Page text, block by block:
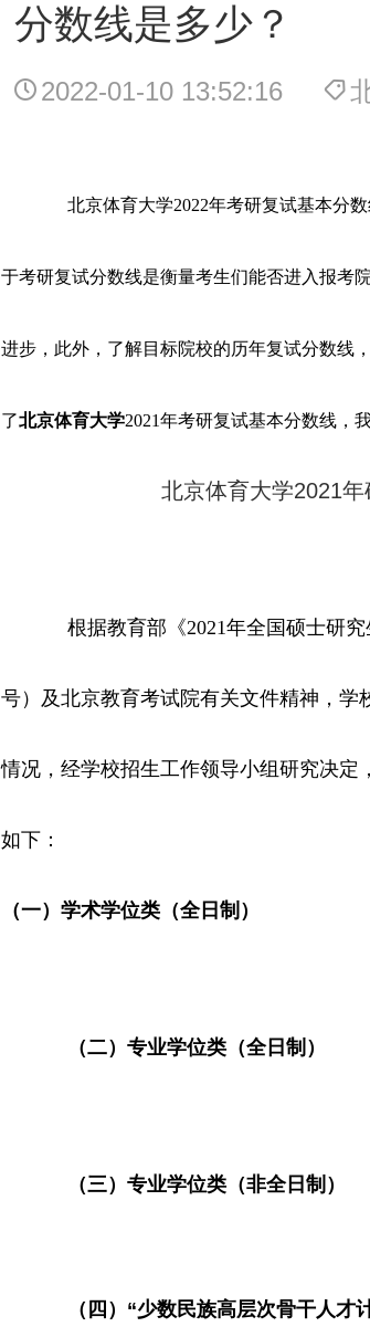
分数线是多少？
2022-01-10 13:52:16
北京体育大学2022年考研复试基本分
于考研复试分数线是衡量考生们能否进入报考
进步，此外，了解目标院校的历年复试分数线
了北京体育大学2021年考研复试基本分数线，
北京体育大学2021
根据教育部《2021年全国硕士研
号）及北京教育考试院有关文件精神，
情况，经学校招生工作领导小组研究决定
如下：
（一）学术学位类（全日制）
（二）专业学位类（全日制）
（三）专业学位类（非全日制）
（四）“少数民族高层次骨干人才